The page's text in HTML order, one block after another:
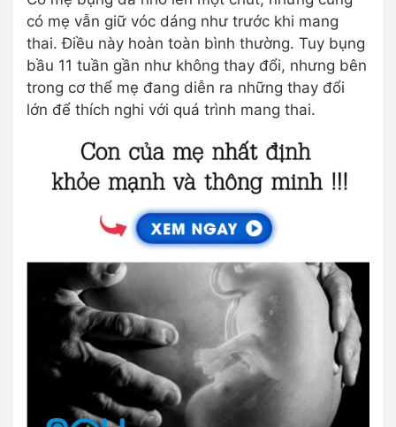
có mẹ vẫn giữ vóc dáng như trước khi mang
thai. Điều này hoàn toàn bình thường. Tuy bụng
bầu 11 tuần gần như không thay đổi, nhưng bên
trong cơ thể mẹ đang diễn ra những thay đổi
lớn để thích nghi với quá trình mang thai.